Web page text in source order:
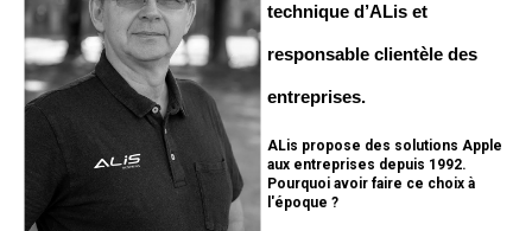
technique d’ALis et
responsable clientèle des
entreprises.
ALis propose des solutions Apple
aux entreprises depuis 1992.
Pourquoi avoir faire ce choix à
l'époque ?